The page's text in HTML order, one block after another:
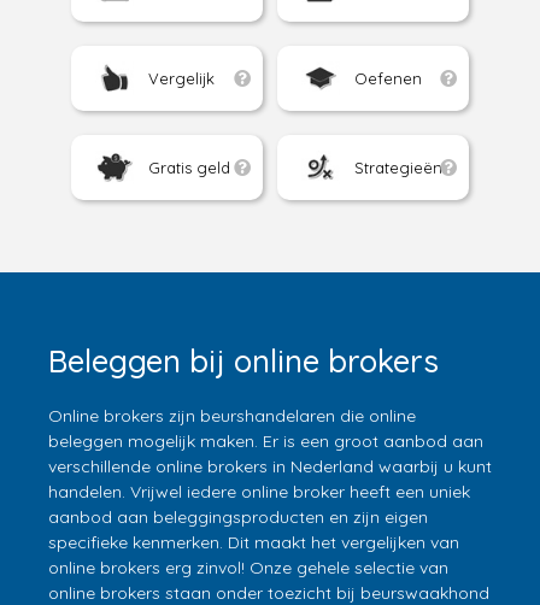
Vergelijk Oefenen
Gratis geld Strategieën
Beleggen bij online brokers
Online brokers zijn beurshandelaren die online
beleggen mogelijk maken. Er is een groot aanbod aan
verschillende online brokers in Nederland waarbij u kunt
handelen. Vrijwel iedere online broker heeft een uniek
aanbod aan beleggingsproducten en zijn eigen
specifieke kenmerken. Dit maakt het vergelijken van
online brokers erg zinvol! Onze gehele selectie van
online brokers staan onder toezicht bij beurswaakhond